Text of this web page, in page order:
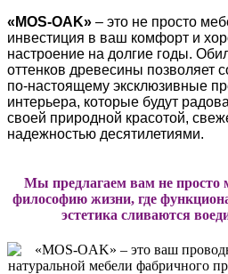
«MOS-OAK» – это не просто
инвестиция в ваш комфорт и
настроение на долгие годы.
оттенков древесины позволяет
по-настоящему эксклюзивные
интерьера, которые будут
своей природной красотой,
надежностью десятилетиями.
Мы предлагаем вам не просто
философию жизни, где
эстетика сливаются